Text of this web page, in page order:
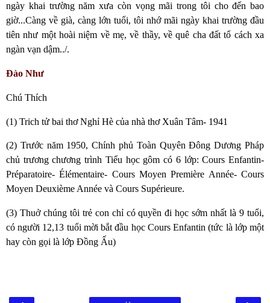
ngày khai trường năm xưa còn vọng mãi trong tôi cho đến bao
giờ...Càng về già, càng lớn tuổi, tôi nhớ mãi ngày khai trường đầu
tiên như một hoài niệm về mẹ, về thầy, về quê cha đất tổ cách xa
ngàn vạn dậm../.
Đào Như
Chú Thích
(1) Trich tử bai thơ Nghỉ Hè của nhà thơ Xuân Tâm- 1941
(2) Trước năm 1950, Chính phủ Toàn Quyên Đông Dương Pháp
chủ trương chương trình Tiểu học gôm có 6 lớp: Cours Enfantin-
Préparatoire- Élémentaire- Cours Moyen Première Année- Cours
Moyen Deuxième Année và Cours Supérieure.
(3) Thuở chúng tôi trẻ con chỉ có quyền đi học sớm nhất là 9 tuổi,
có người 12,13 tuổi mời bắt đầu học Cours Enfantin (tức là lớp một
hay còn gọi là lớp Đồng Ấu)